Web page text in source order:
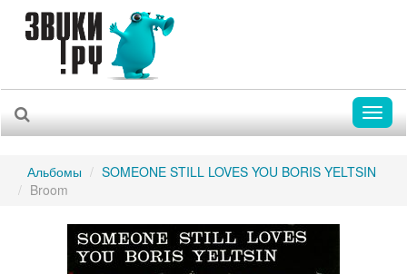
Альбомы
SOMEONE STILL LOVES YOU BORIS YELTSIN
Broom